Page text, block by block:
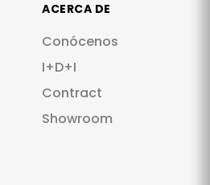
ACERCA DE
Conócenos
I+D+I
Contract
Showroom